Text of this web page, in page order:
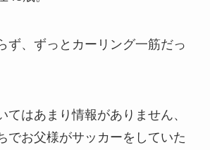
ず、ずっとカーリング一筋だっ
てはあまり情報がありません、
でお父様がサッカーをしていた